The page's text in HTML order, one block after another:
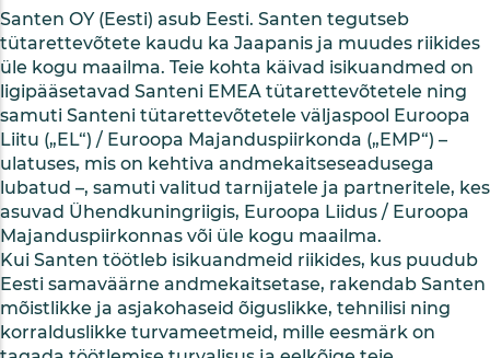
Santen OY (Eesti) asub Eesti. Santen tegutseb
tütarettevõtete kaudu ka Jaapanis ja muudes riikides
üle kogu maailma. Teie kohta käivad isikuandmed on
ligipääsetavad Santeni EMEA tütarettevõtetele ning
samuti Santeni tütarettevõtetele väljaspool Euroopa
Liitu („EL“) / Euroopa Majanduspiirkonda („EMP“) –
ulatuses, mis on kehtiva andmekaitseseadusega
lubatud –, samuti valitud tarnijatele ja partneritele, kes
asuvad Ühendkuningriigis, Euroopa Liidus / Euroopa
Majanduspiirkonnas või üle kogu maailma.
Kui Santen töötleb isikuandmeid riikides, kus puudub
Eesti samaväärne andmekaitsetase, rakendab Santen
mõistlikke ja asjakohaseid õiguslikke, tehnilisi ning
korralduslikke turvameetmeid, mille eesmärk on